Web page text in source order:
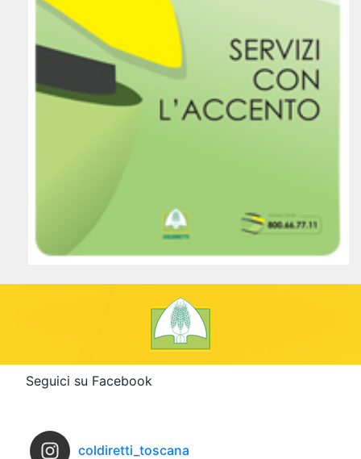
Seguici su Facebook
coldiretti_toscana